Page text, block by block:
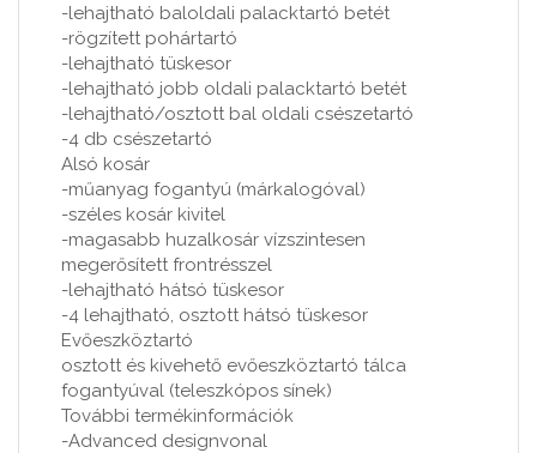
-lehajtható baloldali palacktartó betét
-rögzített pohártartó
-lehajtható tüskesor
-lehajtható jobb oldali palacktartó betét
-lehajtható/osztott bal oldali csészetartó
-4 db csészetartó
Alsó kosár
-műanyag fogantyú (márkalogóval)
-széles kosár kivitel
-magasabb huzalkosár vízszintesen
megerősített frontrésszel
-lehajtható hátsó tüskesor
-4 lehajtható, osztott hátsó tüskesor
Evőeszköztartó
osztott és kivehető evőeszköztartó tálca
fogantyúval (teleszkópos sínek)
További termékinformációk
-Advanced designvonal